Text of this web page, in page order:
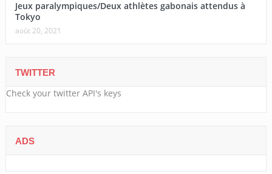
Jeux paralympiques/Deux athlètes gabonais attendus à
Tokyo
août 20, 2021
TWITTER
Check your twitter API's keys
ADS